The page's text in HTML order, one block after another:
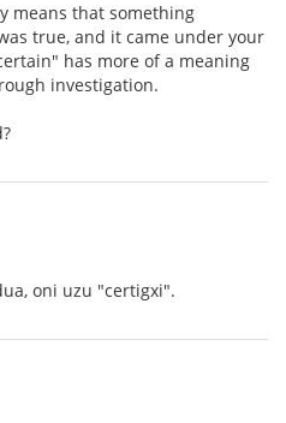
means that something
true, and it came under your
has more of a meaning
investigation.
oni uzu "certigxi".